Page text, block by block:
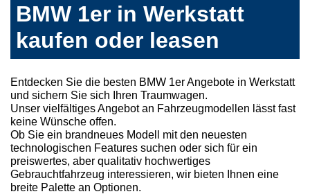
BMW 1er in Werkstatt
kaufen oder leasen
Entdecken Sie die besten BMW 1er Angebote in Werkstatt
und sichern Sie sich Ihren Traumwagen.
Unser vielfältiges Angebot an Fahrzeugmodellen lässt fast
keine Wünsche offen.
Ob Sie ein brandneues Modell mit den neuesten
technologischen Features suchen oder sich für ein
preiswertes, aber qualitativ hochwertiges
Gebrauchtfahrzeug interessieren, wir bieten Ihnen eine
breite Palette an Optionen.